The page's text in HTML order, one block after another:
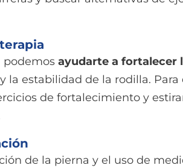
podemos ayudarte a fortalecer
la estabilidad de la rodilla.
de fortalecimiento y
de la pierna y el uso de